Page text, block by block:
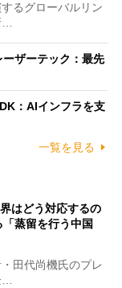
るグローバルリン
ーザーテック：最先
：AIインフラを支
一覧を見る
はどう対応するの
蒸留を行う中国
田代尚機氏のプレ